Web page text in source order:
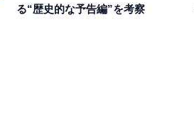
る“歴史的な予告編”を考察